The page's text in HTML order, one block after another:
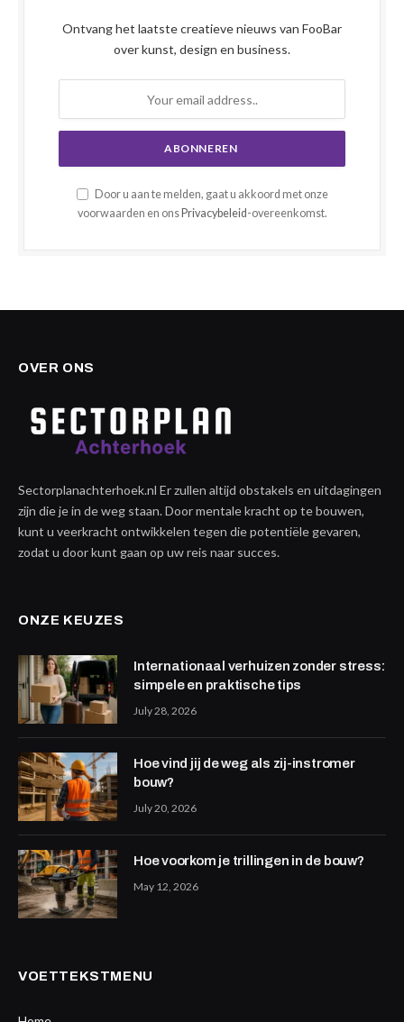
Ontvang het laatste creatieve nieuws van FooBar
over kunst, design en business.
Door u aan te melden, gaat u akkoord met onze
voorwaarden en ons Privacybeleid -overeenkomst.
OVER ONS
Sectorplanachterhoek.nl Er zullen altijd obstakels en uitdagingen
zijn die je in de weg staan. Door mentale kracht op te bouwen,
kunt u veerkracht ontwikkelen tegen die potentiële gevaren,
zodat u door kunt gaan op uw reis naar succes.
ONZE KEUZES
Internationaal verhuizen zonder stress:
simpele en praktische tips
July 28, 2026
Hoe vind jij de weg als zij-instromer
bouw?
July 20, 2026
Hoe voorkom je trillingen in de bouw?
May 12, 2026
VOETTEKSTMENU